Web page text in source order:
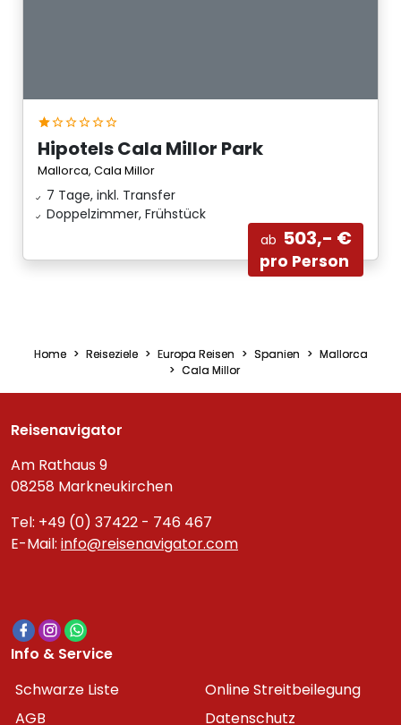
Hipotels Cala Millor Park
Mallorca, Cala Millor
7 Tage, inkl. Transfer
Doppelzimmer, Frühstück
ab 503,- €
pro Person
Home Reiseziele Europa Reisen Spanien
Mallorca
Cala Millor
Reisenavigator
Am Rathaus 9
08258 Markneukirchen
Tel: +49 (0) 37422 - 746 467
E-Mail: info@reisenavigator.com
Info & Service
Schwarze Liste
Online Streitbeilegung
AGB
Datenschutz